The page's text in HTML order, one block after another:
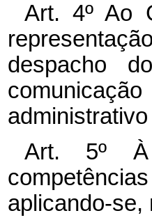
Art. 4º Ao
despacho
Art. 5º À
aplicando-